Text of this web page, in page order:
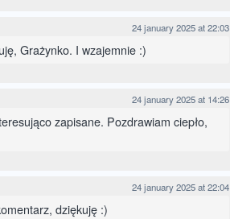
24 january 2025 at 22:03
Grażynko. I wzajemnie :)
24 january 2025 at 14:26
zapisane. Pozdrawiam ciepło,
24 january 2025 at 22:04
dziękuję :)